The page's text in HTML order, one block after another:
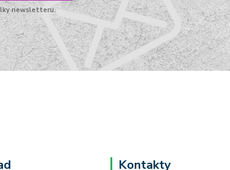
newsletteru.
Kontakty